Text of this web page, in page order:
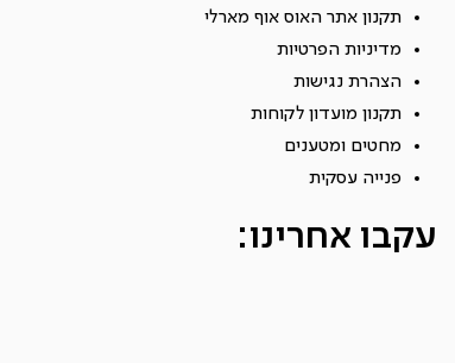
תקנון אתר האוס אוף מארלי
מדיניות הפרטיות
הצהרת נגישות
תקנון מועדון לקוחות
מחטים ומטענים
פנייה עסקית
עקבו אחרינו: